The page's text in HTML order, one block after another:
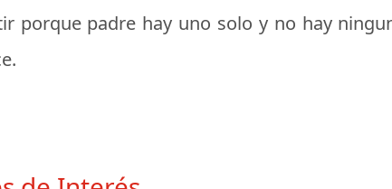
porque padre hay uno solo y no hay